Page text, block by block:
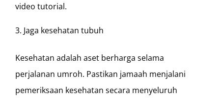
video tutorial.
Jaga kesehatan tubuh
Kesehatan adalah aset berharga selama
perjalanan umroh. Pastikan jamaah menjalani
pemeriksaan kesehatan secara menyeluruh